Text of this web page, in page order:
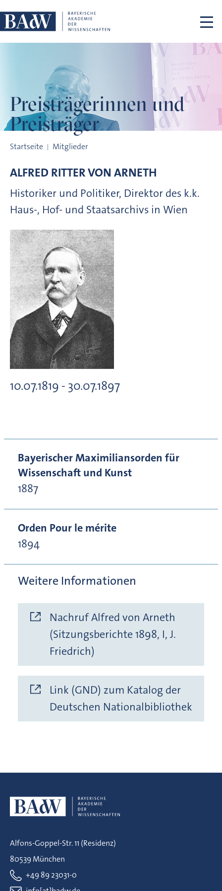
Preisträgerinnen und
Preisträger
Startseite Mitglieder
ALFRED RITTER VON ARNETH
Historiker und Politiker, Direktor des k.k.
Haus-, Hof- und Staatsarchivs in Wien
10.07.1819 - 30.07.1897
Bayerischer Maximiliansorden für
Wissenschaft und Kunst
1887
Orden Pour le mérite
1894
Weitere Informationen
Nachruf Alfred von Arneth
(Sitzungsberichte 1898, I, J.
Friedrich)
Link (GND) zum Katalog der
Deutschen Nationalbibliothek
Alfons-Goppel-Str. 11 (Residenz)
80539 München
+49 89 23031-0